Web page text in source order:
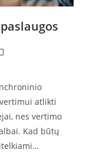
atlikti
nes vertimo
Kad būtų